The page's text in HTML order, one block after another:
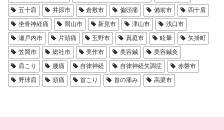
五十肩
井原市 倉敷市 偏頭痛 備前市
四十肩
坐骨神経痛
岡山市 新見市 津山市
浅口市
瀬戸内市
片頭痛 玉野市 真庭市 眩暈
矢掛町
笠岡市
総社市 美作市 美容鍼
美容鍼灸
肩こり
腰痛 自律神経 自律神経失調症
赤磐市
野球肩
頭痛 首こり 首の痛み 高梁市